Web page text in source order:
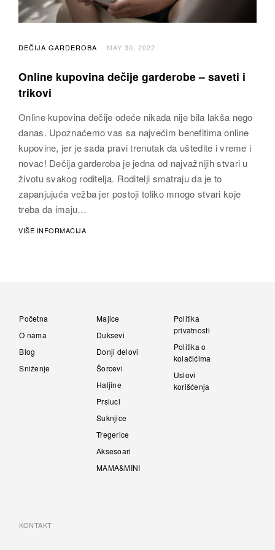
DEČIJA GARDEROBA MAY 30, 2022
Online kupovina dečije garderobe – saveti i
trikovi
Online kupovina dečije odeće nikada nije bila lakša nego
danas. Upoznaćemo vas sa najvećim benefitima online
kupovine, jer je sada pravi trenutak da uštedite i vreme i
novac! Dečija garderoba je jedna od najvažnijih stvari u
životu svakog roditelja. Roditelji smatraju da je to
zapanjujuća vežba jer postoji toliko mnogo stvari koje
treba da imaju…
VIŠE INFORMACIJA
Početna
O nama
Blog
Sniženje
Majice
Duksevi
Donji delovi
Šorcevi
Haljine
Prsluci
Suknjice
Tregerice
Aksesoari
MAMA&MINI
Politika
privatnosti
Politika o
kolačićima
Uslovi
korišćenja
KONTAKT